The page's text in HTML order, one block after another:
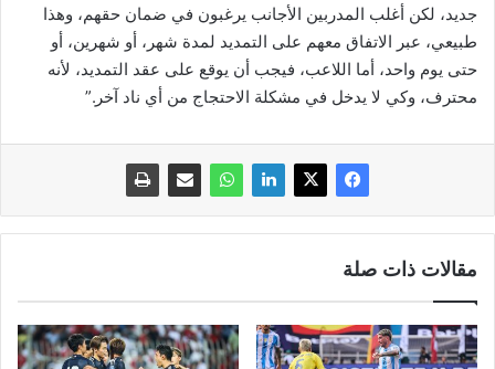
جديد، لكن أغلب المدربين الأجانب يرغبون في ضمان حقهم، وهذا
طبيعي، عبر الاتفاق معهم على التمديد لمدة شهر، أو شهرين، أو
حتى يوم واحد، أما اللاعب، فيجب أن يوقع على عقد التمديد، لأنه
محترف، وكي لا يدخل في مشكلة الاحتجاج من أي ناد آخر.”
مقالات ذات صلة